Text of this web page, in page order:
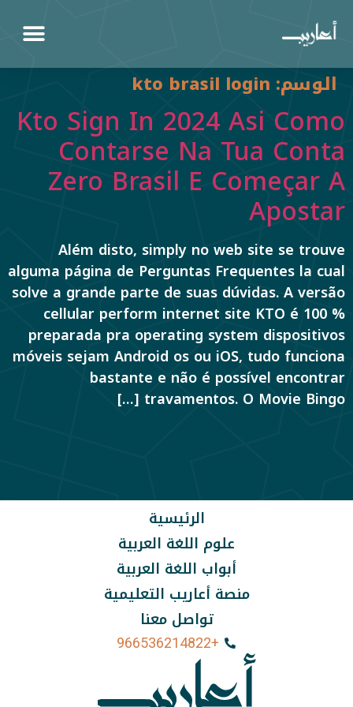
الوسم: kto brasil login
Kto Sign In 2024 Asi Como
Contarse Na Tua Conta
Zero Brasil E Começar A
Apostar
Além disto, simply no web site se trouve
alguma página de Perguntas Frequentes la cual
solve a grande parte de suas dúvidas. A versão
cellular perform internet site KTO é 100 %
preparada pra operating system dispositivos
móveis sejam Android os ou iOS, tudo funciona
bastante e não é possível encontrar
travamentos. O Movie Bingo […]
الرئيسية
علوم اللغة العربية
أبواب اللغة العربية
منصة أعاريب التعليمية
تواصل معنا
+966536214822